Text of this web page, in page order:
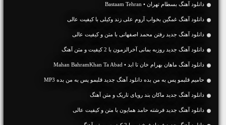
دانلود آهنگ بسطام تهران • Bastaam Tehran
دانلود آهنگ غمگین بخواب آروم علی زند وکیلی با کیفیت عالی
دانلود آهنگ جديد رفتن محمد اصفهانی با متن و کیفیت عالی
دانلود آهنگ جديد روزبه بمانی آخرالزمون با 2 کیفیت و متن آهنگ
دانلود آهنگ ماهان بهرام خان تا ابد • Mahan BahramKhan Ta Abad
حامیم قلبمو پس به من بده دانلود آهنگ جدید قلبمو پس به من بده MP3
دانلود آهنگ جديد ماکان بند رویای تاریک و متن آهنگ
دانلود آهنگ جديد فرشته حامد همایون با متن و کیفیت عالی